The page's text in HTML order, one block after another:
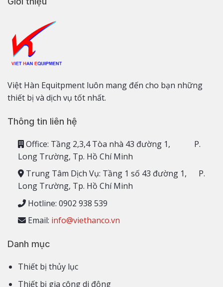
Việt Hàn Equitpment luôn mang đến cho bạn những
thiết bị và dịch vụ tốt nhất.
Thông tin liên hệ
Office: Tầng 2,3,4 Tòa nhà 43 đường 1, P.
Long Trường, Tp. Hồ Chí Minh
Trung Tâm Dịch Vụ: Tầng 1 số 43 đường 1, P.
Long Trường, Tp. Hồ Chí Minh
Hotline: 0902 938 539
Email: info@viethanco.vn
Danh mục
Thiết bị thủy lục
Thiết bị gia công di động